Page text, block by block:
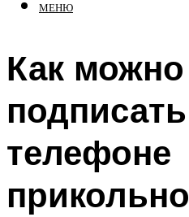
МЕНЮ
Как можно
телефоне
прикольно